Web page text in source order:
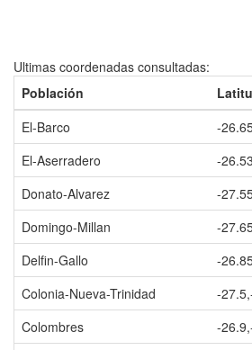
Ultimas coordenadas consultadas:
Población
El-Barco
-
El-Aserradero
-
Donato-Alvarez
-
Domingo-Millan
-
Delfin-Gallo
-
Colonia-Nueva-Trinidad
-
Colombres
-